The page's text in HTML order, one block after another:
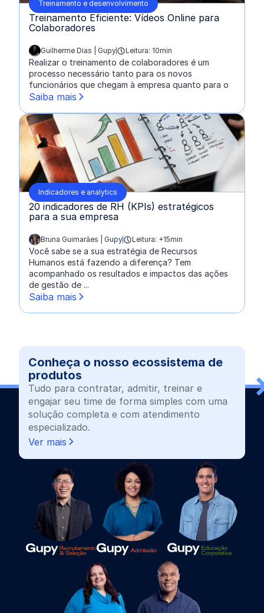
Treinamento e desenvolvimento
Treinamento Eficiente: Vídeos Online para
Colaboradores
escrito por:
Guilherme Dias | Gupy Leitura: 10min
Realizar o treinamento de colaboradores é um
processo necessário tanto para os novos
funcionários que chegam à empresa quanto para o
Saiba mais
Indicadores e analytics
20 indicadores de RH (KPIs) estratégicos
para a sua empresa
escrito por:
Bruna Guimarães | Gupy Leitura: +15min
Você sabe se a sua estratégia de Recursos
Humanos está fazendo a diferença? Tem
acompanhado os resultados e impactos das ações
de gestão de ...
Saiba mais
Conheça o nosso ecossistema de
produtos
Tudo para contratar, admitir, treinar e
engajar seu time de forma simples com uma
solução completa e com atendimento
especializado.
Ver mais